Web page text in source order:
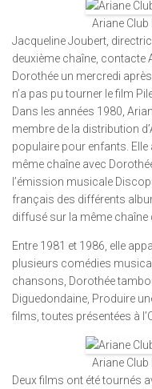
Ariane Club
Jacqueline Joubert,
deuxième chaîne, contacte
Dorothée un mercredi
n’a pas pu tourner le film
Dans les années 1980,
membre de la distribution
populaire pour enfants. Elle
même chaîne avec
l’émission musicale
français des différents
diffusé sur la même chaîne
Entre 1981 et 1986, elle
plusieurs comédies
chansons, Dorothée
Diguedondaine, Produire
films, toutes présentées à
Ariane Club
Deux films ont été tournés